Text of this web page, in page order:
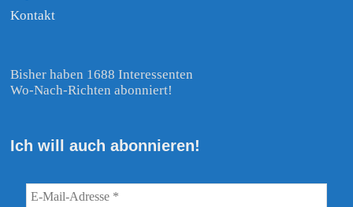
Kontakt
Bisher haben 1688 Interessenten
Wo-Nach-Richten abonniert!
Ich will auch abonnieren!